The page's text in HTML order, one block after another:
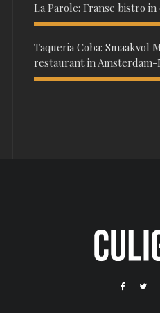
La Parole: Franse bistro
Taqueria Coba: Smaakvol
restaurant in Amsterdam-